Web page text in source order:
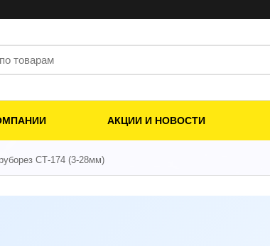
АКЦИИ И НОВОСТИ
СТ-174 (3-28мм)